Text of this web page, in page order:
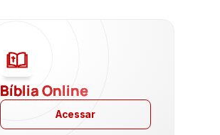
Bíblia Online
Acessar